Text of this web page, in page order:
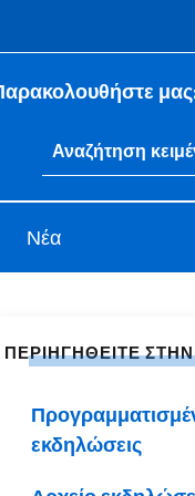
Αναζήτηση στον ιστότοπο
Νέα
ΠΕΡΙΗΓΗΘΕΙΤΕ
εκδηλώσεις